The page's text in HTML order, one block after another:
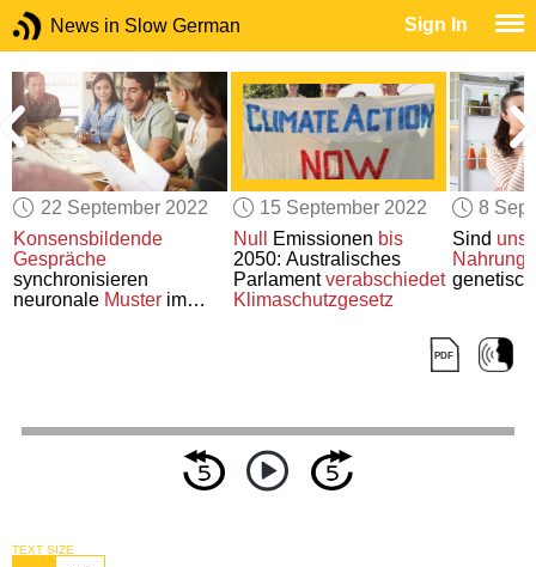
News in Slow German Sign In
22 September 2022
Konsensbildende
Gespräche
synchronisieren
neuronale Muster im
15 September 2022
Null
Emissionen bis
2050: Australisches
Parlamentverabschiedet
Klimaschutzgesetz
8
Sind
TEXT SIZE